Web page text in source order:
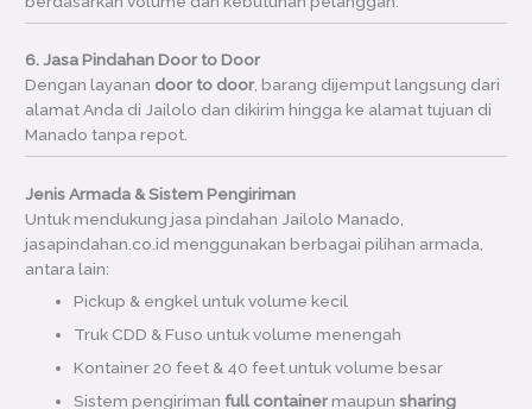
6. Jasa Pindahan Door to Door
Dengan layanan door to door, barang dijemput langsung dari
alamat Anda di Jailolo dan dikirim hingga ke alamat tujuan di
Manado tanpa repot.
Jenis Armada & Sistem Pengiriman
Untuk mendukung jasa pindahan Jailolo Manado,
jasapindahan.co.id menggunakan berbagai pilihan armada,
antara lain:
Pickup & engkel untuk volume kecil
Truk CDD & Fuso untuk volume menengah
Kontainer 20 feet & 40 feet untuk volume besar
Sistem pengiriman full containermaupunsharing